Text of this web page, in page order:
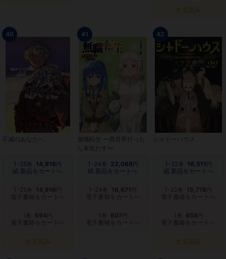
タダ読み
40
不滅のあなたへ
1-25巻 14,916 円
紙 新品をカートへ
1-25 14,916
電子書籍をカートへ
1 594
電子書籍をカートへ
タダ読み
41
無職転生 〜異世界行った
ら本気だす〜
1-24巻 22,088 円
紙 新品をカートへ
1-24 16,671
電子書籍をカートへ
1 607
電子書籍をカートへ
42
シャドーハウス
1-22巻 16,511 円
紙 新品をカートへ
1-22 15,718
電子書籍をカートへ
1 658
電子書籍をカートへ
タダ読み